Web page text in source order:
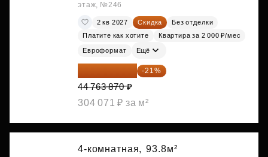
этаж, №246
2 кв 2027 Скидка
Без отделки
Платите как хотите
Квартира за 2 000 ₽/мес
Евроформат Ещё
35 363 457 ₽ -21%
44 763 870 ₽
304 071 ₽ за м²
4-комнатная, 93.8м²